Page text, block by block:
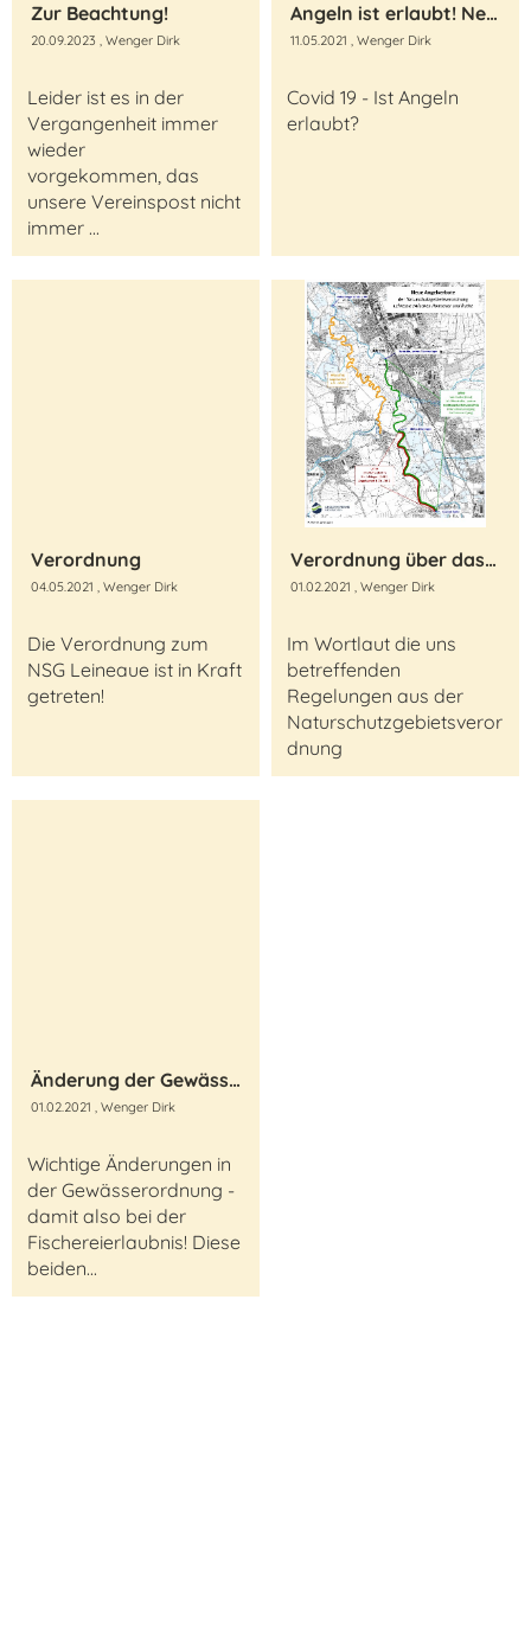
Zur Beachtung!
20.09.2023 , Wenger Dirk
Leider ist es in der
Vergangenheit immer
wieder
vorgekommen, das
unsere Vereinspost nicht
immer ...
Angeln ist erlaubt! Neu!
11.05.2021 , Wenger Dirk
Covid 19 - Ist Angeln
erlaubt?
Verordnung
04.05.2021 , Wenger Dirk
Die Verordnung zum
NSG Leineaue ist in Kraft
getreten!
Verordnung über das Naturschutzgebiet „Leineaue zwischen Hannover und Ruthe“
01.02.2021 , Wenger Dirk
Im Wortlaut die uns
betreffenden
Regelungen aus der
Naturschutzgebietsveror
dnung
Änderung der Gewässerordnung
01.02.2021 , Wenger Dirk
Wichtige Änderungen in
der Gewässerordnung -
damit also bei der
Fischereierlaubnis! Diese
beiden...